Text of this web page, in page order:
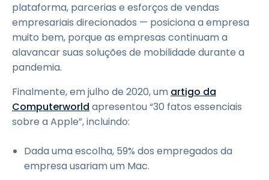
plataforma, parcerias e esforços de vendas
empresariais direcionados — posiciona a empresa
muito bem, porque as empresas continuam a
alavancar suas soluções de mobilidade durante a
pandemia.
Finalmente, em julho de 2020, um artigo da
Computerworld apresentou “30 fatos essenciais
sobre a Apple”, incluindo:
Dada uma escolha, 59% dos empregados da
empresa usariam um Mac.